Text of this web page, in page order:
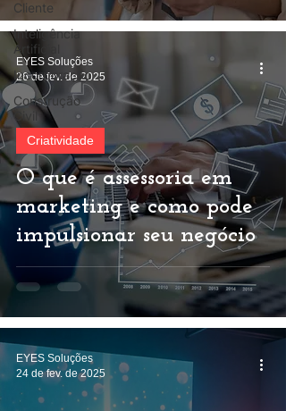
Cliente
Inteligência
Artificial
Incorporação
Construção
Civil
O que é assessoria em
marketing e como pode
impulsionar seu negócio
Criatividade
EYES Soluções
26 de fev. de 2025
EYES Soluções
24 de fev. de 2025